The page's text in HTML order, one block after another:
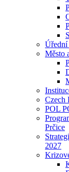
Úřední
Město
Czech
POL
Prčice
2027